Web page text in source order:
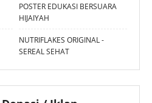
POSTER EDUKASI BERSUARA
HIJAIYAH
NUTRIFLAKES ORIGINAL -
SEREAL SEHAT